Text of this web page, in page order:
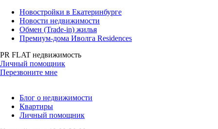
Новостройки в Екатеринбурге
Новости недвижимости
Обмен (Trade-in) жилья
Премиум-дома Иволга Residences
PR FLAT недвижимость
Личный помощник
Перезвоните мне
Блог о недвижимости
Квартиры
Личный помощник